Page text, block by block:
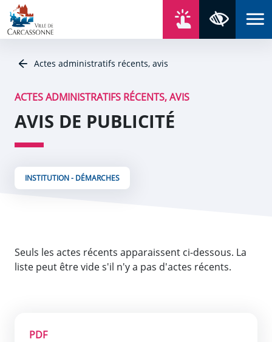
Aller au contenu
Aller au menu
Aller au plan du site
Aller à la recherche
Actes administratifs récents, avis
ACTES ADMINISTRATIFS RÉCENTS, AVIS
AVIS DE PUBLICITÉ
INSTITUTION - DÉMARCHES
Seuls les actes récents apparaissent ci-dessous. La
liste peut être vide s'il n'y a pas d'actes récents.
PDF
Panneau de gestion des cookies